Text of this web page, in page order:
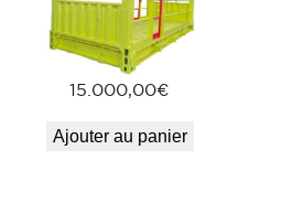
15.000,00€
Ajouter au panier